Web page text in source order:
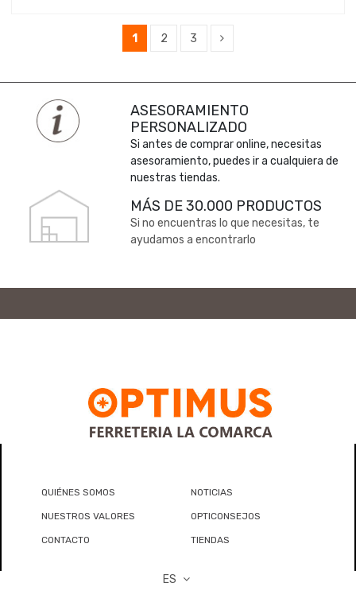
1 2 3
ASESORAMIENTO
PERSONALIZADO
Si antes de comprar online, necesitas
asesoramiento, puedes ir a cualquiera de
nuestras tiendas.
MÁS DE 30.000 PRODUCTOS
Si no encuentras lo que necesitas, te
ayudamos a encontrarlo
QUIÉNES SOMOS NOTICIAS
NUESTROS VALORES OPTICONSEJOS
CONTACTO TIENDAS
ES